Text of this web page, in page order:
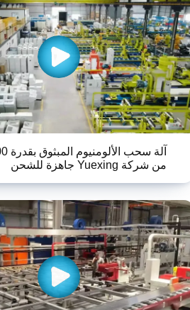
من شركة Yuexing جاهزة للشحن